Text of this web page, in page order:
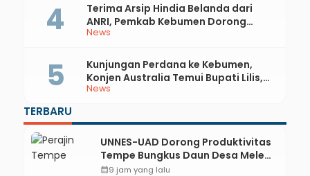
News
Terima Arsip Hindia Belanda dari
ANRI, Pemkab Kebumen Dorong
Integrasi Sejarah, Geopark, dan
News
Kunjungan Perdana ke Kebumen,
Konjen Australia Temui Bupati Lilis,
Ini yang Dibahas
TERBARU
UNNES-UAD Dorong Produktivitas
Tempe Bungkus Daun Desa Meles,
Bantu Mesin dan Pendampingan
calendar_month9 jam yang lalu